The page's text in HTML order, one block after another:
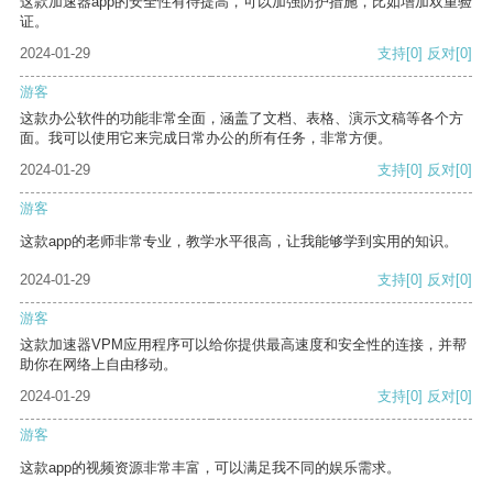
证。
2024-01-29
支持[0] 反对[0]
游客
这款办公软件的功能非常全面，涵盖了文档、表格、演示文稿等各个方
面。我可以使用它来完成日常办公的所有任务，非常方便。
2024-01-29
支持[0] 反对[0]
游客
这款app的老师非常专业，教学水平很高，让我能够学到实用的知识。
2024-01-29 支持[0] 反对[0]
游客
这款加速器VPM应用程序可以给你提供最高速度和安全性的连接，并帮
助你在网络上自由移动。
2024-01-29
支持[0] 反对[0]
游客
这款app的视频资源非常丰富，可以满足我不同的娱乐需求。